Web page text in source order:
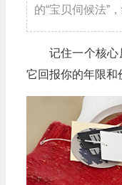
的“宝贝伺候法”
记住一个核心
它回报你的年限和